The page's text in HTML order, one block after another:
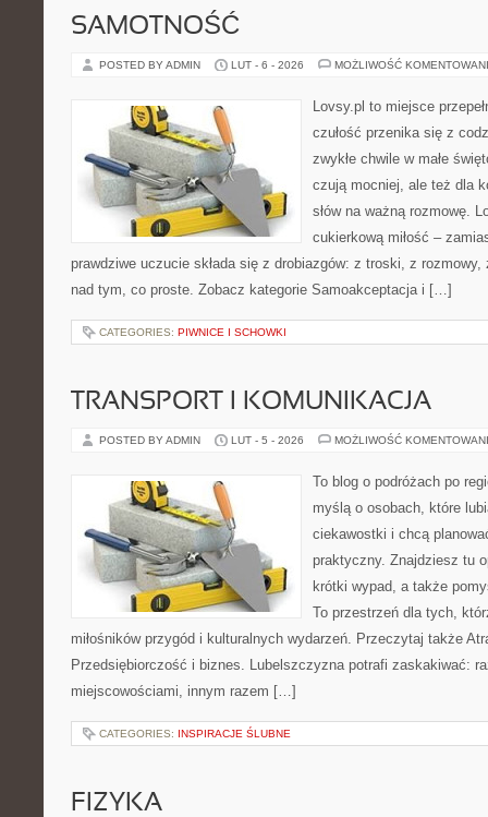
SAMOTNOŚĆ
POSTED BY ADMIN LUT - 6 - 2026 MOŻLIWOŚĆ
Lovsy.pl to miejsce
czułość przenika się z
zwykłe chwile w małe
czują mocniej, ale też dla
słów na ważną rozmowę.
cukierkową miłość –
prawdziwe uczucie składa się z drobiazgów: z troski, z
nad tym, co proste. Zobacz kategorie Samoakceptacja i […]
CATEGORIES: PIWNICE I SCHOWKI
TRANSPORT I KOMUNIKACJA
POSTED BY ADMIN LUT - 5 - 2026 MOŻLIWOŚĆ
To blog o podróżach po
myślą o osobach, które
ciekawostki i chcą
praktyczny. Znajdziesz tu
krótki wypad, a także
To przestrzeń dla tych,
miłośników przygód i kulturalnych wydarzeń. Przeczytaj także
Przedsiębiorczość i biznes. Lubelszczyzna potrafi zaskakiwać:
miejscowościami, innym razem […]
CATEGORIES: INSPIRACJE ŚLUBNE
FIZYKA